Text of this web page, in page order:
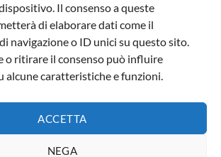
Il consenso a queste
di elaborare dati come il
navigazione o ID unici su questo sito.
o ritirare il consenso può influire
alcune caratteristiche e funzioni.
ACCETTA
NEGA
Privacy policy
with (L) byWeb Agency Milano